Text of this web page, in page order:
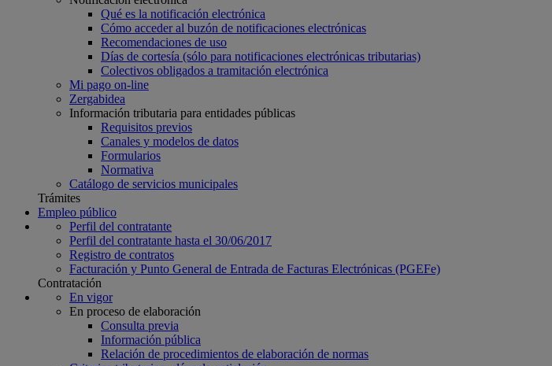
Qué es la notificación electrónica
Cómo acceder al buzón de notificaciones electrónicas
Recomendaciones de uso
Días de cortesía (sólo para notificaciones electrónicas tributarias)
Colectivos obligados a tramitación electrónica
Mi pago on-line
Zergabidea
Información tributaria para entidades públicas
Requisitos previos
Canales y modelos de datos
Formularios
Normativa
Catálogo de servicios municipales
Trámites
Empleo público
Perfil del contratante
Perfil del contratante hasta el 30/06/2017
Registro de contratos
Facturación y Punto General de Entrada de Facturas Electrónicas (PGEFe)
Contratación
En vigor
En proceso de elaboración
Consulta previa
Información pública
Relación de procedimientos de elaboración de normas